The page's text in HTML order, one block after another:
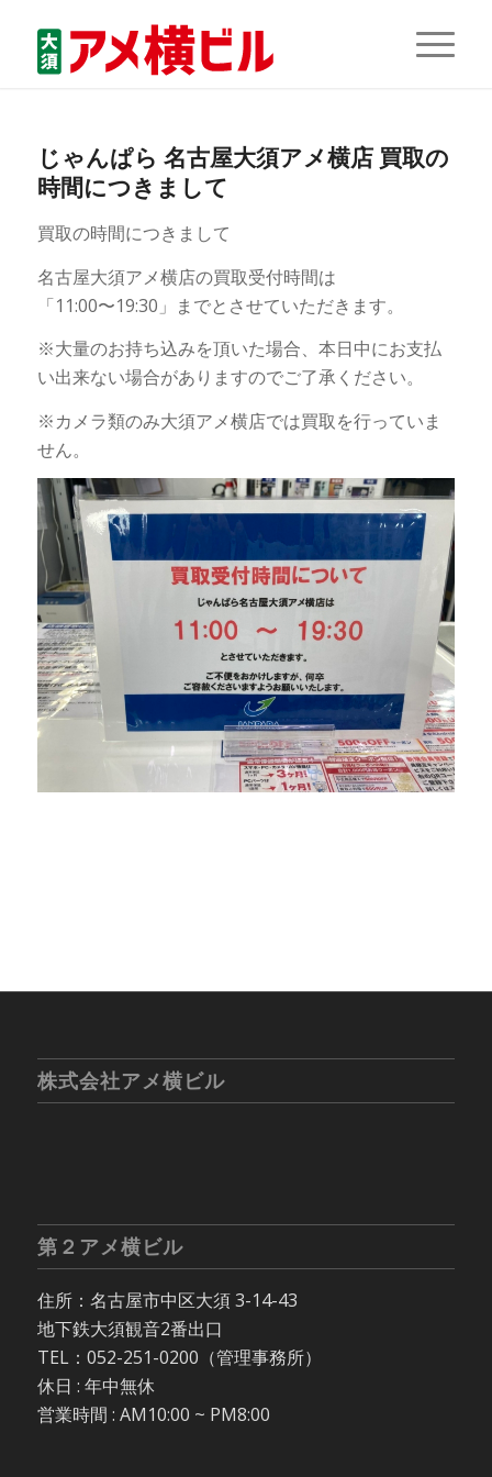
じゃんぱら 名古屋大須アメ横店 買取の
時間につきまして
買取の時間につきまして
名古屋大須アメ横店の買取受付時間は
「11:00〜19:30」までとさせていただきます。
※大量のお持ち込みを頂いた場合、本日中にお支払
い出来ない場合がありますのでご了承ください。
※カメラ類のみ大須アメ横店では買取を行っていま
せん。
株式会社アメ横ビル
第２アメ横ビル
住所：名古屋市中区大須 3-14-43
地下鉄大須観音2番出口
TEL：052-251-0200（管理事務所）
休日 : 年中無休
営業時間 : AM10:00 ~ PM8:00